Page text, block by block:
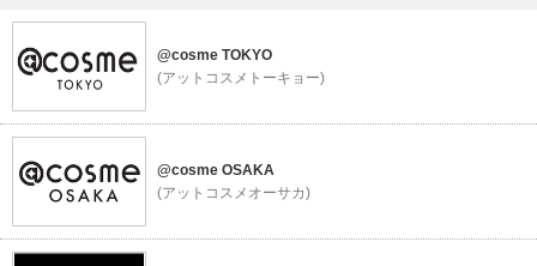
@cosme TOKYO
(アットコスメトーキョー)
@cosme OSAKA
(アットコスメオーサカ)